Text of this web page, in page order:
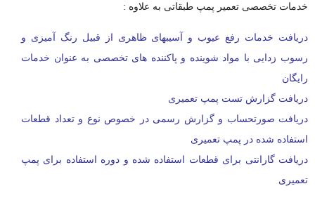
خدمات تخصصی تعمیر پمپ طبقاتی به علاوه :
دریافت خدمات رفع عیوب و آسیبهای ظاهری از قبیل رنگ آمیزی و
رسوب زدایی با مواد شوینده و پاکننده های تخصصی به عنوان خدمات
رایگان
دریافت گزارش تست پمپ تعمیری
دریافت صورتحساب و گزارش رسمی در خصوص نوع و تعداد قطعات
استفاده شده در پمپ تعمیری
دریافت گارانتی برای قطعات استفاده شده و دوره استفاده برای پمپ
تعمیری